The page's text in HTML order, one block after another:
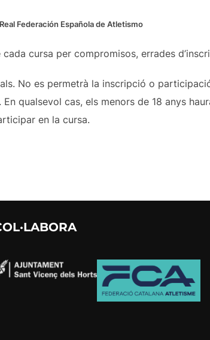
Federación Española de Atletismo
cursa per compromisos, errades
No es permetrà la inscripció o
qualsevol cas, els menors de 18 anys
en la cursa.